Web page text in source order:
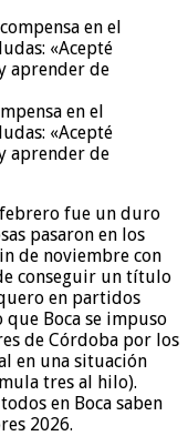
en el
«Acepté
aprender de
febrero fue un duro
pasaron en los
de noviembre con
conseguir un título
en partidos
que Boca se impuso
de Córdoba por los
en una situación
tres al hilo).
en Boca saben
2026.